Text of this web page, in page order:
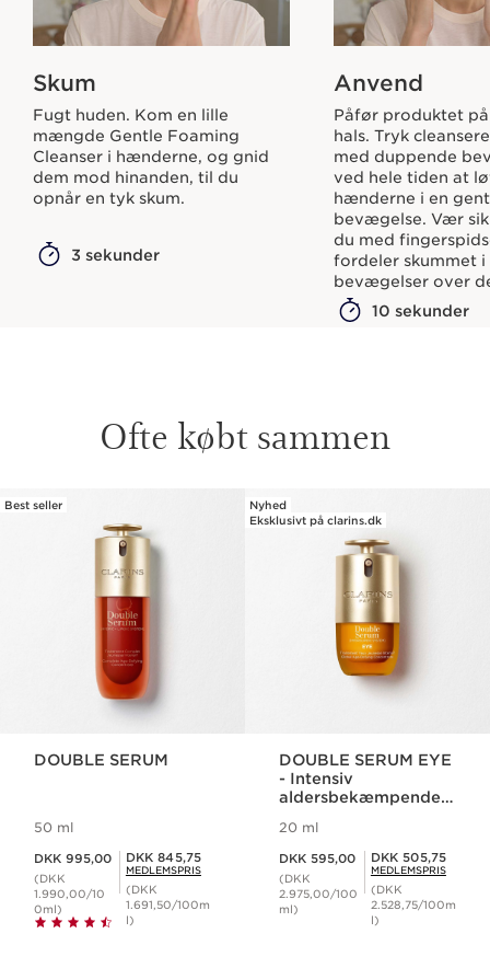
Skum
Fugt huden. Kom en lille
mængde Gentle Foaming
Cleanser i hænderne, og gnid
dem mod hinanden, til du
opnår en tyk skum.
3 sekunder
Anvend
Påfør produktet
hals. Tryk
med duppende
ved hele tiden at
hænderne i en
bevægelse. Vær
du med
fordeler skummet
bevægelser over
10 sekunder
Ofte købt sammen
HOP TIL INDHOLD
Best seller
DOUBLE SERUM
50 ml
DKK 995,00
(DKK
1.990,00/10
0ml)
Medlemspris DKK 845,75
DKK 845,75
MEDLEMSPRIS
(DKK
1.691,50/100m
l)
Nyhed
Eksklusivt på clarins.dk
DOUBLE SERUM EYE
- Intensiv
aldersbekæmpende
20 ml
DKK 595,00
(DKK
2.975,00/100
ml)
Medlemspris DKK 505,75
DKK 505,75
MEDLEMSPRIS
(DKK
2.528,75/100m
l)